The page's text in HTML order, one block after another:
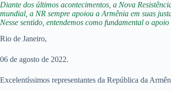
Diante dos últimos acontecimentos, a Nova
mundial, a NR sempre apoiou a Armênia em suas
Nesse sentido, entendemos como fundamental o
Rio de Janeiro,
06 de agosto de 2022.
Excelentíssimos representantes da República da